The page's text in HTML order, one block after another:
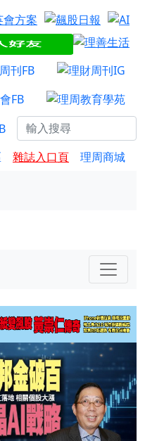
雜誌入口頁 理周商城